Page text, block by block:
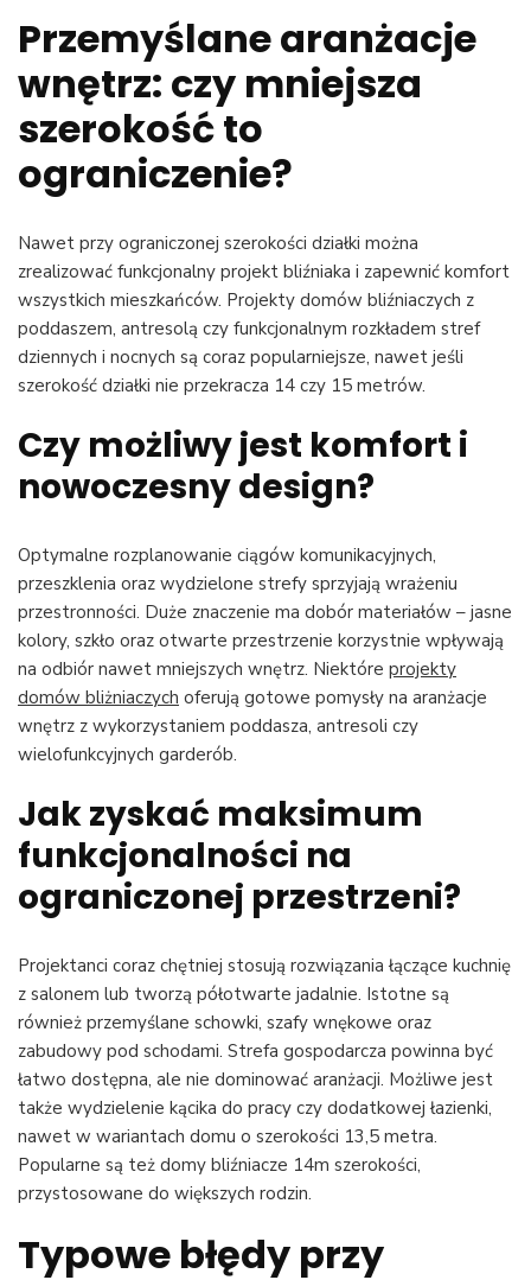
Przemyślane aranżacje
wnętrz: czy mniejsza
szerokość to
ograniczenie?
Nawet przy ograniczonej szerokości działki można
zrealizować funkcjonalny projekt bliźniaka i zapewnić komfort
wszystkich mieszkańców. Projekty domów bliźniaczych z
poddaszem, antresolą czy funkcjonalnym rozkładem stref
dziennych i nocnych są coraz popularniejsze, nawet jeśli
szerokość działki nie przekracza 14 czy 15 metrów.
Czy możliwy jest komfort i
nowoczesny design?
Optymalne rozplanowanie ciągów komunikacyjnych,
przeszklenia oraz wydzielone strefy sprzyjają wrażeniu
przestronności. Duże znaczenie ma dobór materiałów – jasne
kolory, szkło oraz otwarte przestrzenie korzystnie wpływają
na odbiór nawet mniejszych wnętrz. Niektóre projekty
domów bliżniaczych oferują gotowe pomysły na aranżacje
wnętrz z wykorzystaniem poddasza, antresoli czy
wielofunkcyjnych garderób.
Jak zyskać maksimum
funkcjonalności na
ograniczonej przestrzeni?
Projektanci coraz chętniej stosują rozwiązania łączące kuchnię
z salonem lub tworzą półotwarte jadalnie. Istotne są
również przemyślane schowki, szafy wnękowe oraz
zabudowy pod schodami. Strefa gospodarcza powinna być
łatwo dostępna, ale nie dominować aranżacji. Możliwe jest
także wydzielenie kącika do pracy czy dodatkowej łazienki,
nawet w wariantach domu o szerokości 13,5 metra.
Popularne są też domy bliźniacze 14m szerokości,
przystosowane do większych rodzin.
Typowe błędy przy